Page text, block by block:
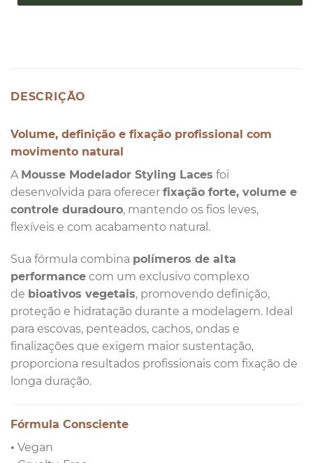
DESCRIÇÃO
Volume, definição e fixação profissional com
movimento natural
A Mousse Modelador Styling Laces foi
desenvolvida para oferecer fixação forte, volume e
controle duradouro, mantendo os fios leves,
flexíveis e com acabamento natural.
Sua fórmula combina polímeros de alta
performance com um exclusivo complexo
de bioativos vegetais, promovendo definição,
proteção e hidratação durante a modelagem. Ideal
para escovas, penteados, cachos, ondas e
finalizações que exigem maior sustentação,
proporciona resultados profissionais com fixação de
longa duração.
Fórmula Consciente
• Vegan